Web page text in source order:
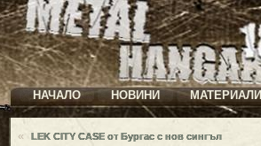
НАЧАЛО НОВИНИ МАТЕРИАЛИ
« LEK CITY CASE от Бургас с нов сингъл